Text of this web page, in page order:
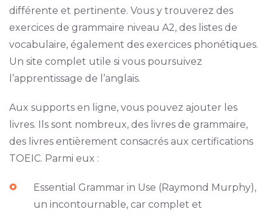
différente et pertinente. Vous y trouverez des
exercices de grammaire niveau A2, des listes de
vocabulaire, également des exercices phonétiques.
Un site complet utile si vous poursuivez
l’apprentissage de l’anglais.
Aux supports en ligne, vous pouvez ajouter les
livres. Ils sont nombreux, des livres de grammaire,
des livres entièrement consacrés aux certifications
TOEIC. Parmi eux :
Essential Grammar in Use (Raymond Murphy),
un incontournable, car complet et